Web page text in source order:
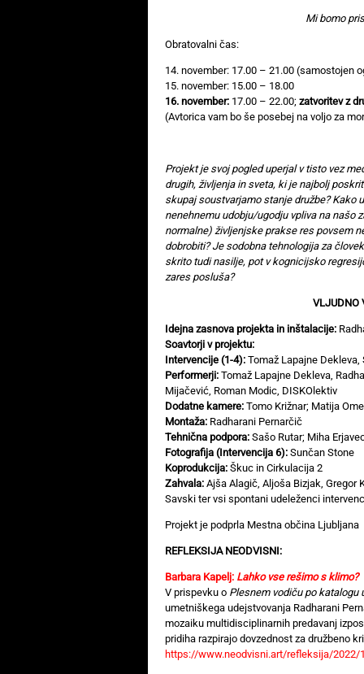
Mi bomo
Obratovalni čas:
14. november: 17.00 – 21.00 (samostojen
15. november: 15.00 – 18.00
16. november:17.00 – 22.00; zatvoritev z
(Avtorica vam bo še posebej na voljo za
Projekt je svoj pogled uperjal v tisto vez
drugih, življenja in sveta, ki je najbolj
skupaj soustvarjamo stanje družbe? Kako
nenehnemu udobju/ugodju vpliva na našo
normalne) življenjske prakse res povsem
dobrobiti? Je sodobna tehnologija za
skrito tudi nasilje, pot v kognicijsko
zares posluša?
VLJUDNO
Idejna zasnova projekta in inštalacije:
Soavtorji v projektu:
Intervencije (1-4):Tomaž Lapajne Dekleva,
Performerji:Tomaž Lapajne Dekleva,
Mijačević, Roman Modic, DISKOlektiv
Dodatne kamere:Tomo Križnar; Matija
Montaža:Radharani Pernarčič
Tehnična podpora:Sašo Rutar; Miha
Fotografija (Intervencija 6):Sunčan Stone
Koprodukcija:Škuc in Cirkulacija 2
Zahvala:Ajša Alagič, Aljoša Bizjak, Gregor
Savski ter vsi spontani udeleženci
Projekt je podprla Mestna občina Ljubljana
REFLEKSIJA NEODVISNI:
Barbara Kapelj: Lahko vse rešimo s klimo?
V prispevku o Plesnem vodiču po katalogu
umetniškega udejstvovanja Radharani
mozaiku multidisciplinarnih predavanj
pridiha razpirajo dovzednost za družbeno
https://www.neodvisni.art/refleksija/